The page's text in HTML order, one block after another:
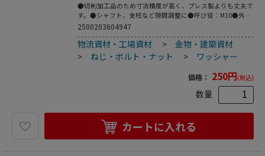
●切削加工品のため寸法精度が高く、プレス製よりも丈夫で
す。●シャフト、支柱など隙間調整に●呼び径：M10●外径
(mm)：25●内径(mm)：10●厚さ(mm)：5●鉄(無電解ニッ
2500203604947
物流資材・工場資材 >金物・建築資材
> ねじ・ボルト・ナット > ワッシャー
価格： 250円(税込)
数量
カートに入れる